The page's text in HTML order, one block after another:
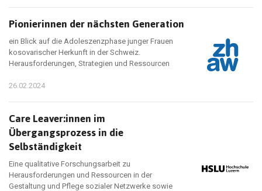
Pionierinnen der nächsten Generation
ein Blick auf die Adoleszenzphase junger Frauen
kosovarischer Herkunft in der Schweiz.
Herausforderungen, Strategien und Ressourcen
26.02.2024
Care Leaver:innen im
Übergangsprozess in die
Selbständigkeit
Eine qualitative Forschungsarbeit zu
Herausforderungen und Ressourcen in der
Gestaltung und Pflege sozialer Netzwerke sowie